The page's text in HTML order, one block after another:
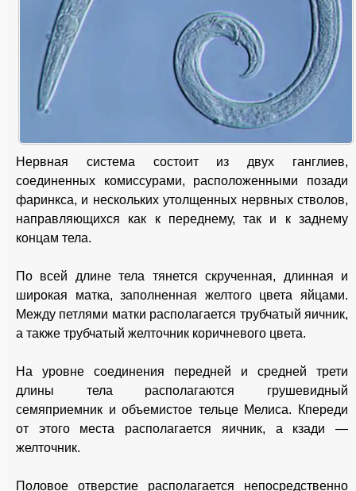
Нервная система состоит из двух ганглиев,
соединенных комиссурами, расположенными позади
фаринкса, и нескольких утолщенных нервных стволов,
направляющихся как к переднему, так и к заднему
концам тела.
По всей длине тела тянется скрученная, длинная и
широкая матка, заполненная желтого цвета яйцами.
Между петлями матки располагается трубчатый яичник,
а также трубчатый желточник коричневого цвета.
На уровне соединения передней и средней трети
длины тела располагаются грушевидный
семяприемник и объемистое тельце Мелиса. Кпереди
от этого места располагается яичник, а кзади —
желточник.
Половое отверстие располагается непосредственно